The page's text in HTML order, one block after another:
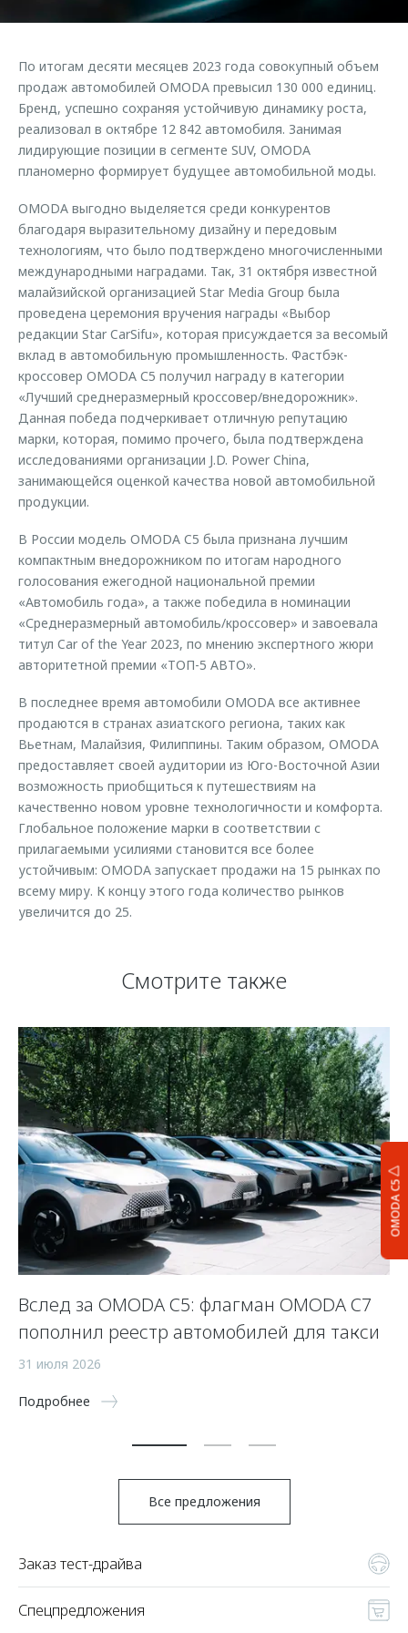
Аксессуары
Одежда и сувениры
Оригинальные аксессуары
Запчасти
Трейд-ин
Калькулятор трейд-ин
Клиентская поддержка
Клуб владельцев OMODA
Приложение O&J
Аксессуары
Одежда и сувениры
Оригинальные аксессуары
Запчасти
Обратная связь
OMODA C5
По итогам десяти месяцев 2023 года совокупный объем
продаж автомобилей OMODA превысил 130 000 единиц.
Бренд, успешно сохраняя устойчивую динамику роста,
реализовал в октябре 12 842 автомобиля. Занимая
лидирующие позиции в сегменте SUV, OMODA
планомерно формирует будущее автомобильной моды.
OMODA выгодно выделяется среди конкурентов
благодаря выразительному дизайну и передовым
технологиям, что было подтверждено многочисленными
международными наградами. Так, 31 октября известной
малайзийской организацией Star Media Group была
проведена церемония вручения награды «Выбор
редакции Star CarSifu», которая присуждается за весомый
вклад в автомобильную промышленность. Фастбэк-
кроссовер OMODA С5 получил награду в категории
«Лучший среднеразмерный кроссовер/внедорожник».
Данная победа подчеркивает отличную репутацию
марки, которая, помимо прочего, была подтверждена
исследованиями организации J.D. Power China,
занимающейся оценкой качества новой автомобильной
продукции.
В России модель OMODA C5 была признана лучшим
компактным внедорожником по итогам народного
голосования ежегодной национальной премии
«Автомобиль года», а также победила в номинации
«Среднеразмерный автомобиль/кроссовер» и завоевала
титул Car of the Year 2023, по мнению экспертного жюри
авторитетной премии «ТОП-5 АВТО».
В последнее время автомобили OMODA все активнее
продаются в странах азиатского региона, таких как
Вьетнам, Малайзия, Филиппины. Таким образом, OMODA
предоставляет своей аудитории из Юго-Восточной Азии
возможность приобщиться к путешествиям на
качественно новом уровне технологичности и комфорта.
Глобальное положение марки в соответствии с
прилагаемыми усилиями становится все более
устойчивым: OMODA запускает продажи на 15 рынках по
всему миру. К концу этого года количество рынков
увеличится до 25.
Смотрите также
Вслед за OMODA C5: флагман OMODA C7
пополнил реестр автомобилей для такси
31 июля 2026
Подробнее
Все предложения
Заказ тест-драйва
Спецпредложения